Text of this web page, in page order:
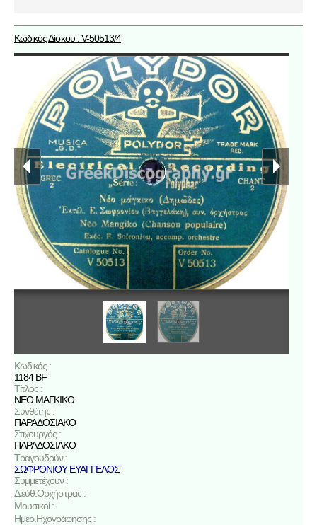
Κωδικός Δίσκου : V-50513/4
Κωδικός :
1184 BF
Τίτλος :
ΝΕΟ ΜΑΓΚΙΚΟ
Συνθέτης :
ΠΑΡΑΔΟΣΙΑΚΟ
Στιχουργός :
ΠΑΡΑΔΟΣΙΑΚΟ
Τραγουδούν :
ΣΩΦΡΟΝΙΟΥ ΕΥΑΓΓΕΛΟΣ
Συμμετέχουν :
Διεύθ.Ορχήστρας :
Μουσικοί :
Ημερ.Ηχογράφησης :